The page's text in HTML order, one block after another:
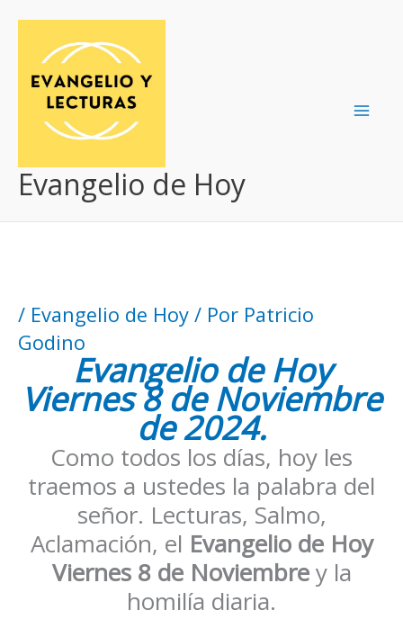
contenido
Evangelio de Hoy
/ Evangelio de Hoy / Por Patricio
Godino
Evangelio de Hoy
Viernes 8 de Noviembre
de 2024.
Como todos los días, hoy les
traemos a ustedes la palabra del
señor. Lecturas, Salmo,
Aclamación, el Evangelio de Hoy
Viernes 8 de Noviembrey la
homilía diaria.